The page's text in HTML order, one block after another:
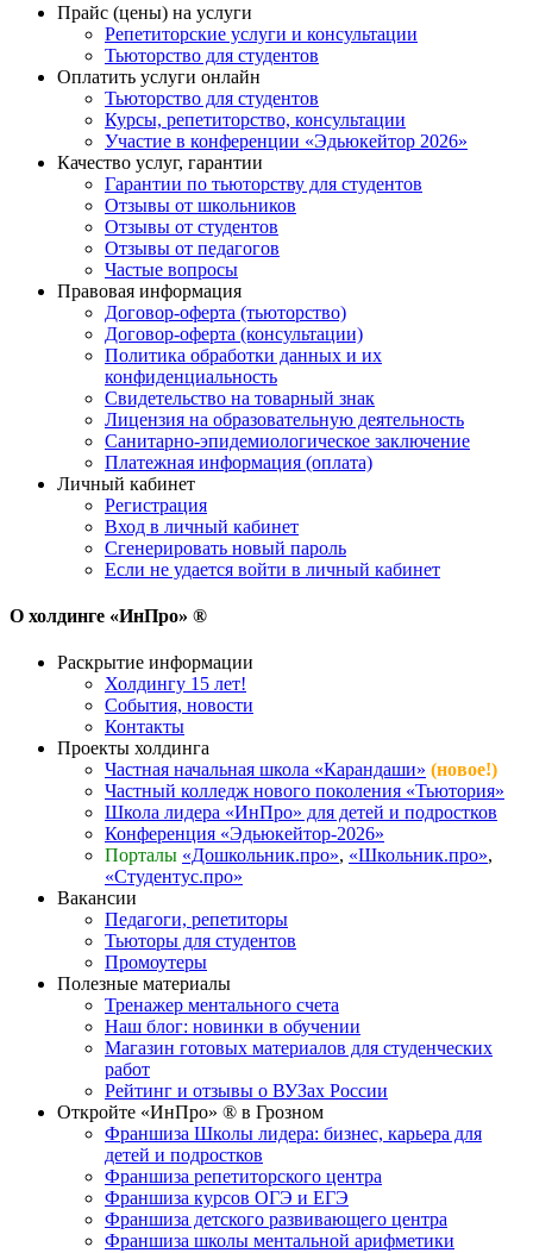
Прайс (цены) на услуги
Репетиторские услуги и консультации
Тьюторство для студентов
Оплатить услуги онлайн
Тьюторство для студентов
Курсы, репетиторство, консультации
Участие в конференции «Эдьюкейтор 2026»
Качество услуг, гарантии
Гарантии по тьюторству для студентов
Отзывы от школьников
Отзывы от студентов
Отзывы от педагогов
Частые вопросы
Правовая информация
Договор-оферта (тьюторство)
Договор-оферта (консультации)
Политика обработки данных и их
конфиденциальность
Свидетельство на товарный знак
Лицензия на образовательную деятельность
Санитарно-эпидемиологическое заключение
Платежная информация (оплата)
Личный кабинет
Регистрация
Вход в личный кабинет
Сгенерировать новый пароль
Если не удается войти в личный кабинет
О холдинге «ИнПро» ®
Раскрытие информации
Холдингу 15 лет!
События, новости
Контакты
Проекты холдинга
Частная начальная школа «Карандаши» (новое!)
Частный колледж нового поколения «Тьютория»
Школа лидера «ИнПро» для детей и подростков
Конференция «Эдьюкейтор-2026»
Порталы «Дошкольник.про», «Школьник.про»,
«Студентус.про»
Вакансии
Педагоги, репетиторы
Тьюторы для студентов
Промоутеры
Полезные материалы
Тренажер ментального счета
Наш блог: новинки в обучении
Магазин готовых материалов для студенческих
работ
Рейтинг и отзывы о ВУЗах России
Откройте «ИнПро» ® в Грозном
Франшиза Школы лидера: бизнес, карьера для
детей и подростков
Франшиза репетиторского центра
Франшиза курсов ОГЭ и ЕГЭ
Франшиза детского развивающего центра
Франшиза школы ментальной арифметики